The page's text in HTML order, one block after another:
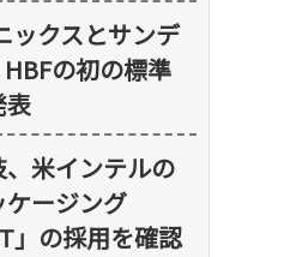
ックスとサンデ
の初の標準
表
米インテルの
ージング
T」の採用を確認